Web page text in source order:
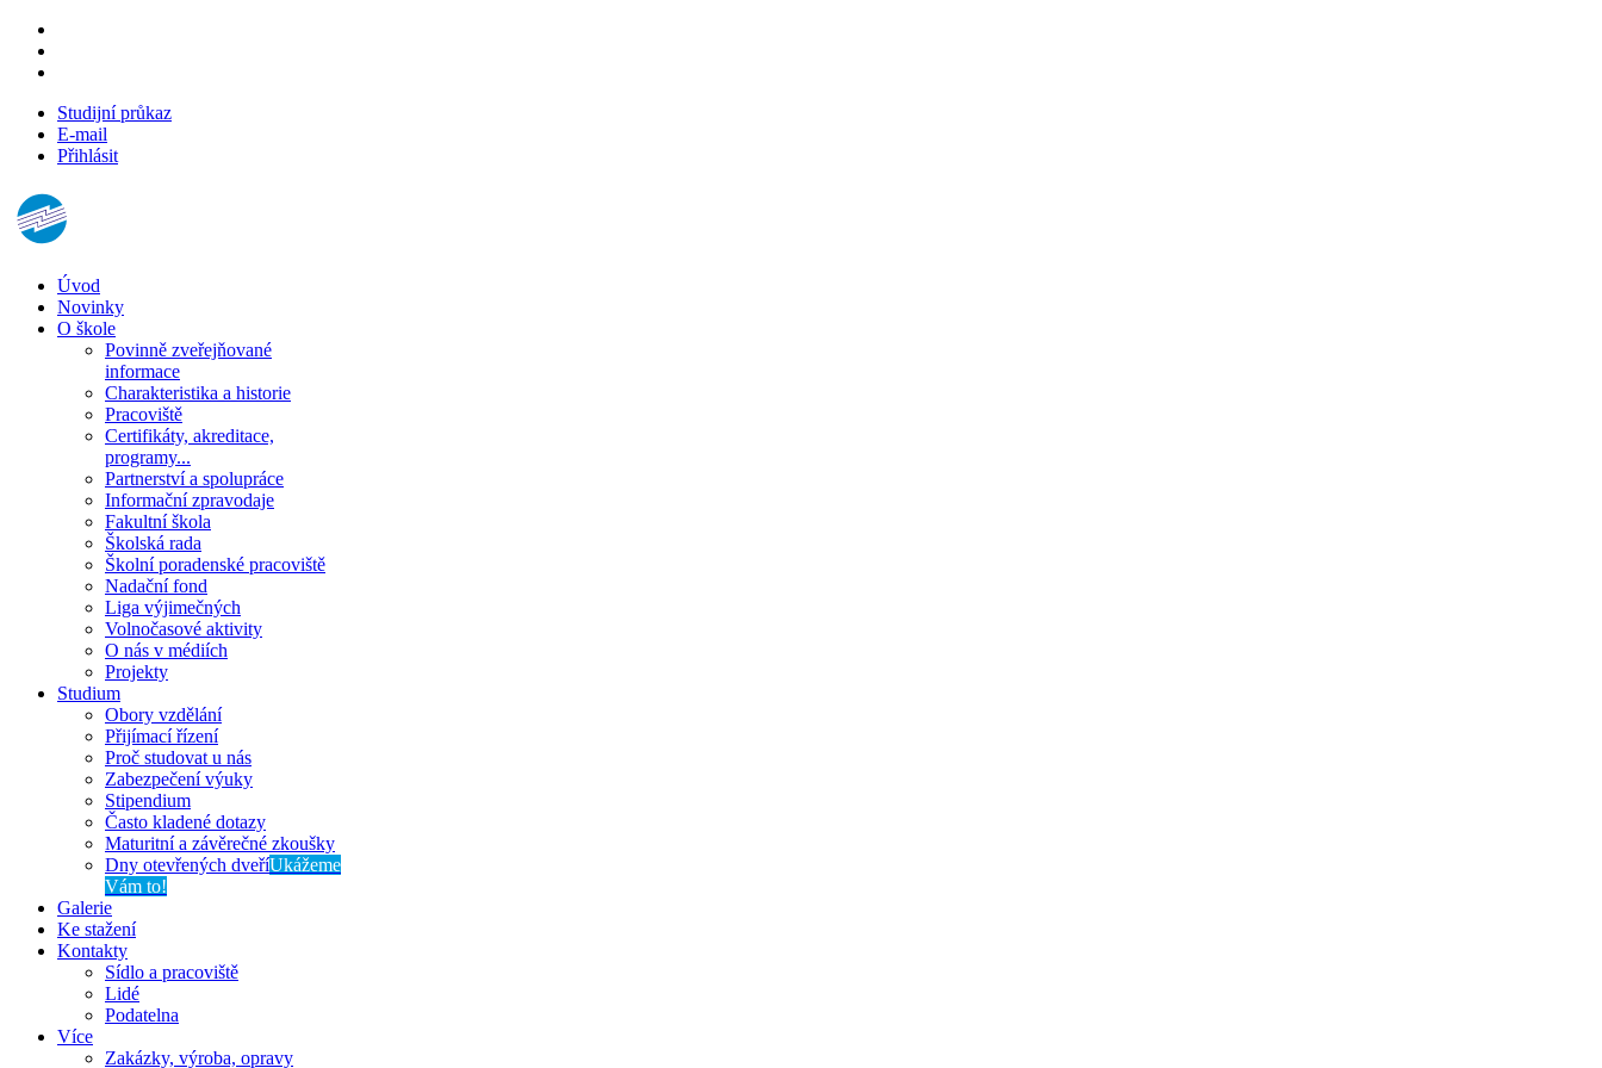
Studijní průkaz
E-mail
Přihlásit
Úvod
Novinky
O škole
Povinně zveřejňované
informace
Charakteristika a historie
Pracoviště
Certifikáty, akreditace,
programy...
Partnerství a spolupráce
Informační zpravodaje
Fakultní škola
Školská rada
Školní poradenské pracoviště
Nadační fond
Liga výjimečných
Volnočasové aktivity
O nás v médiích
Projekty
Studium
Obory vzdělání
Přijímací řízení
Proč studovat u nás
Zabezpečení výuky
Stipendium
Často kladené dotazy
Maturitní a závěrečné zkoušky
Dny otevřených dveříUkážeme
Vám to!
Galerie
Ke stažení
Kontakty
Sídlo a pracoviště
Lidé
Podatelna
Více
Zakázky, výroba, opravy